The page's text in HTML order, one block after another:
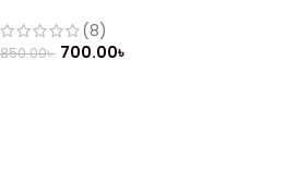
(8)
850.00৳ 700.00৳